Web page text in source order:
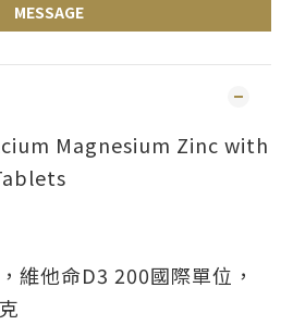
MESSAGE
Magnesium Zinc with
維他命D3 200國際單位，